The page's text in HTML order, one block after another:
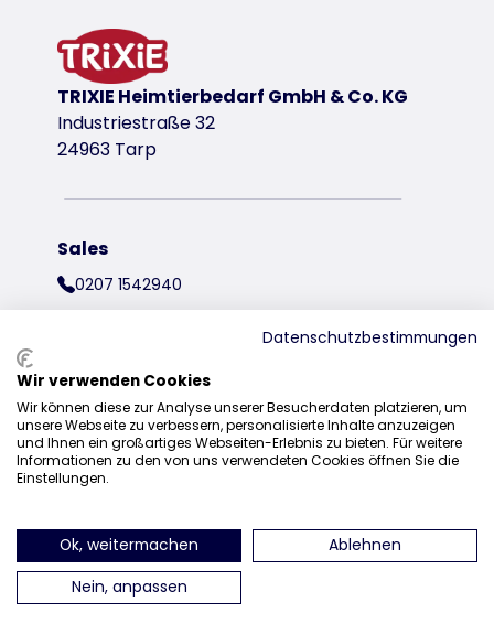
TRIXIE Heimtierbedarf GmbH & Co. KG
Industriestraße 32
24963 Tarp
Sales
0207 1542940
find us on Instagram
find us on Facebook
find us on Pinterest
find us on
Datenschutzbestimmungen
Wir verwenden Cookies
Wir können diese zur Analyse unserer Besucherdaten platzieren, um
unsere Webseite zu verbessern, personalisierte Inhalte anzuzeigen
und Ihnen ein großartiges Webseiten-Erlebnis zu bieten. Für weitere
Informationen zu den von uns verwendeten Cookies öffnen Sie die
Einstellungen.
Ok, weitermachen
Ablehnen
Nein, anpassen